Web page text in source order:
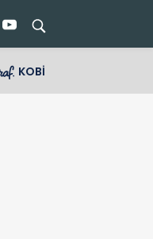
KOBİ